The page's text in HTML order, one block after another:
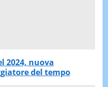
2024, nuova
del tempo